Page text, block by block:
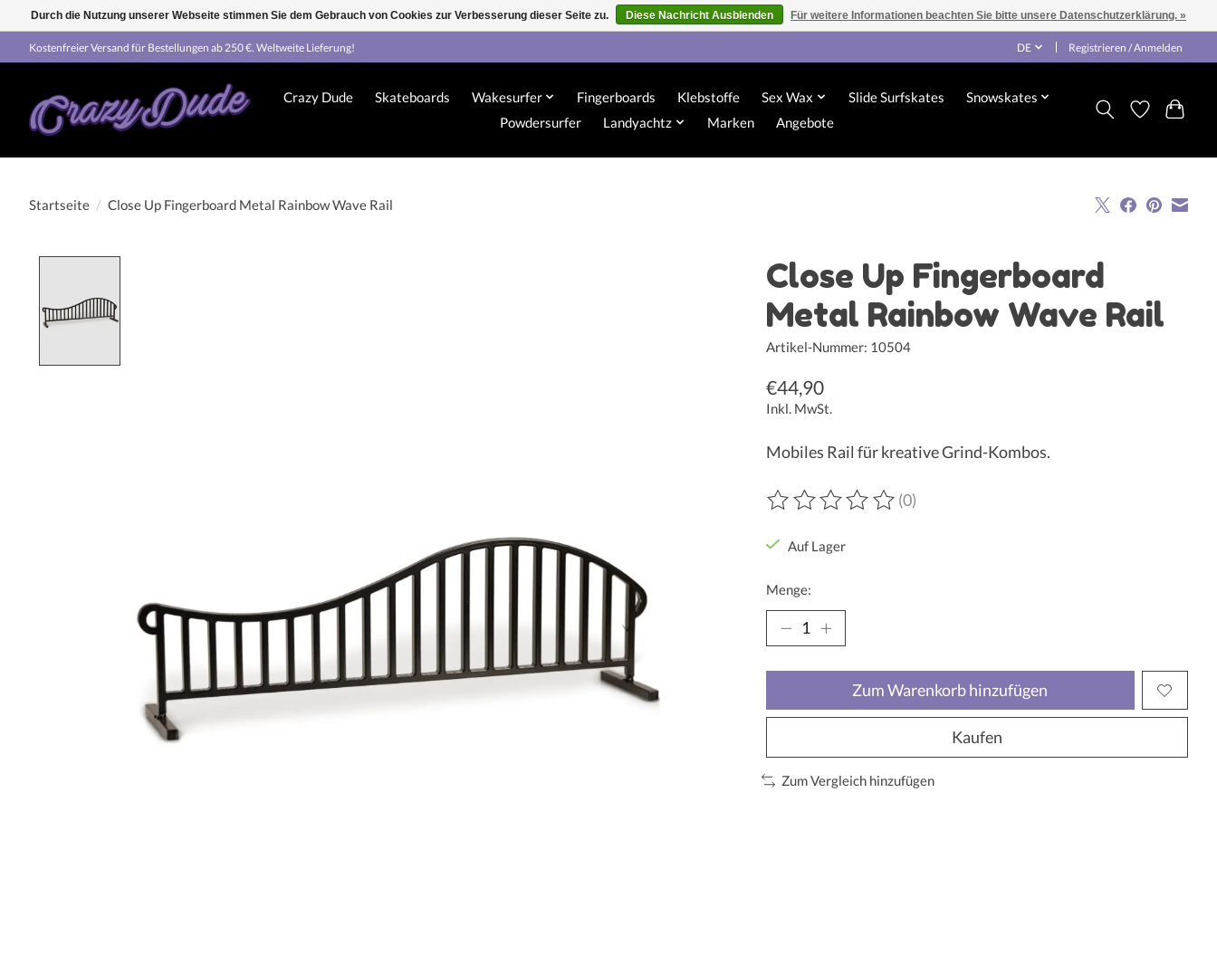
Kostenfreier Versand für Bestellungen ab 250 €. Weltweite Lieferung! DE Registrieren / Anmelden
Crazy Dude Skateboards Wakesurfer Fingerboards Klebstoffe Sex Wax Slide Surfskates
Snowskates
Powdersurfer
Landyachtz Marken Angebote
Startseite / Close Up Fingerboard Metal Rainbow Wave Rail
Close Up Fingerboard
Metal Rainbow Wave Rail
Artikel-Nummer: 10504
€44,90
Inkl. MwSt.
Mobiles Rail für kreative Grind-Kombos.
Die Bewertung dieses Produkts ist
(0)
Auf Lager
Menge:
Zum Warenkorb hinzufügen
Kaufen
Zum Vergleich hinzufügen
Durch die Nutzung unserer Webseite stimmen Sie dem Gebrauch von Cookies zur Verbesserung dieser Seite zu. Diese Nachricht Ausblenden Für weitere Informationen beachten Sie bitte unsere Datenschutzerklärung. »